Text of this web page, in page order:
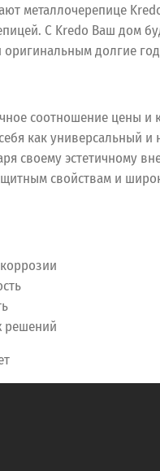
металлочерепице
С Kredo Ваш дом
долгие
соотношение цены и
как универсальный и
своему эстетичному
свойствам и
решений